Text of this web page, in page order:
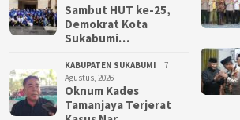
Sambut HUT ke-25,
Demokrat Kota
Sukabumi…
KABUPATEN SUKABUMI
7
Agustus, 2026
Oknum Kades
Tamanjaya Terjerat